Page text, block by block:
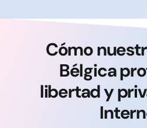
Cómo
Bélgica
libertad y